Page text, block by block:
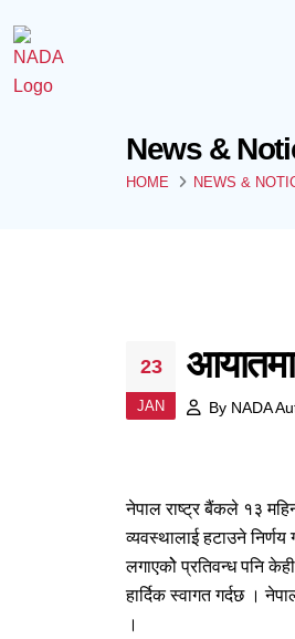
News &
HOME NEWS &
23
JAN
आयातमा
By NADA
नेपाल राष्ट्र बैंकले १३
व्यवस्थालाई हटाउने
लगाएकोे प्रतिवन्ध पनि
हार्दिक स्वागत गर्दछ ।
।